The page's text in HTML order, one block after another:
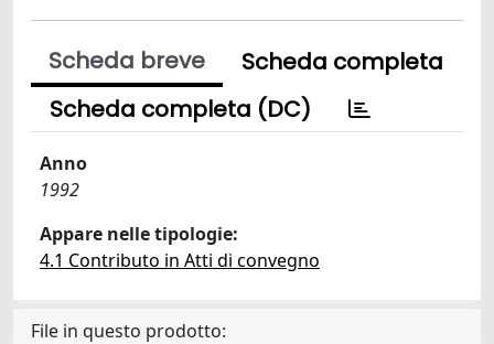
Scheda breve
Scheda completa
Scheda completa (DC)
Anno
1992
Appare nelle tipologie:
4.1 Contributo in Atti di convegno
File in questo prodotto: